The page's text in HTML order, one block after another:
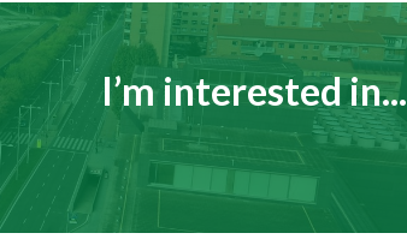
I’m interested in...